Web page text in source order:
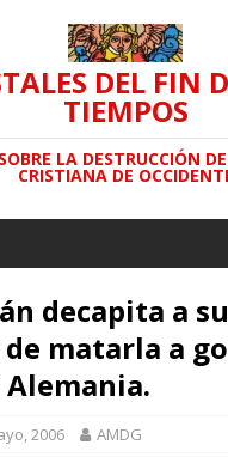
DEL FIN
TIEMPOS
LA DESTRUCCIÓN
CRISTIANA DE
decapita a
matarla a
2006 AMDG